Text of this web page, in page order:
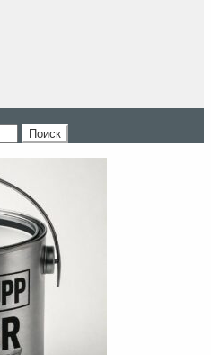
Поиск